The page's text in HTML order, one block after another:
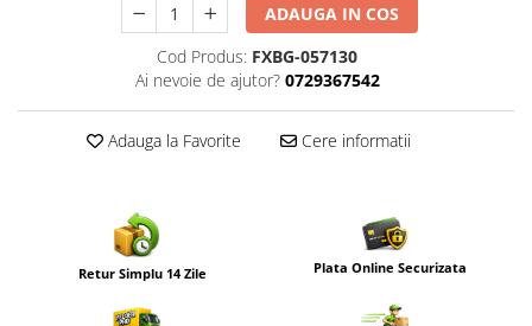
ADAUGA IN COS
Cod Produs: FXBG-057130
Ai nevoie de ajutor? 0729367542
Adauga la Favorite Cere informatii
Retur Simplu 14 Zile Plata Online Securizata